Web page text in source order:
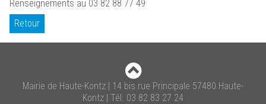
Renseignements au 03 82 88 77 49
Retour
Mairie de Haute-Kontz | 14 bis rue Principale 57480 Haute-
Kontz | Tél. 03 82 83 27 24